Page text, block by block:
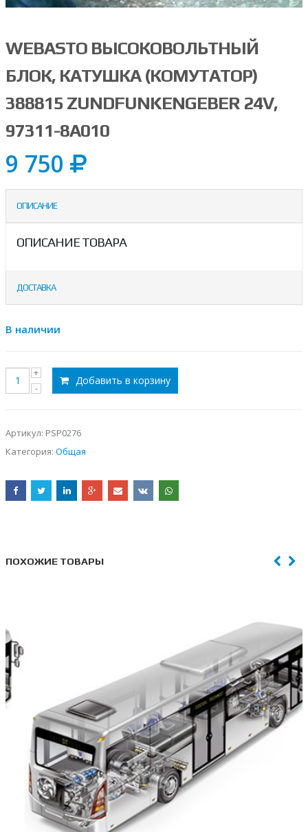
WEBASTO ВЫСОКОВОЛЬТНЫЙ
БЛОК, КАТУШКА (КОМУТАТОР)
388815 ZUNDFUNKENGEBER 24V,
97311-8A010
9 750
ОПИСАНИЕ
ОПИСАНИЕ ТОВАРА
ДОСТАВКА
В наличии
Добавить в корзину
Артикул: PSP0276
Категория: Общая
ПОХОЖИЕ ТОВАРЫ